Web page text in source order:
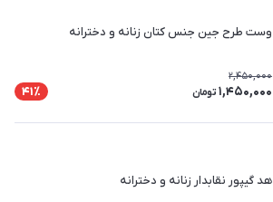
وست طرح جین جنس کتان زنانه و دخترانه
2,450,000
1,450,000 تومان 41٪
هد گیپور نقابدار زنانه و دخترانه